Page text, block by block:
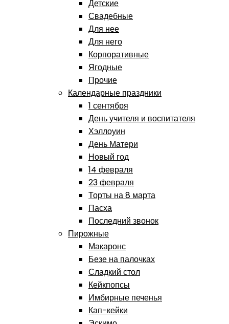
Детские
Свадебные
Для нее
Для него
Корпоративные
Ягодные
Прочие
Календарные праздники
1 сентября
День учителя и воспитателя
Хэллоуин
День Матери
Новый год
14 февраля
23 февраля
Торты на 8 марта
Пасха
Последний звонок
Пирожные
Макаронс
Безе на палочках
Сладкий стол
Кейкпопсы
Имбирные печенья
Кап-кейки